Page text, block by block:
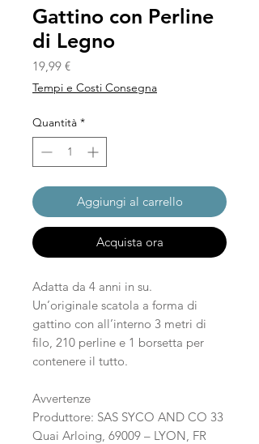
Gattino con Perline
di Legno
19,99 €Prezzo
Tempi e Costi Consegna
Quantità *
Aggiungi al carrello
Acquista ora
Adatta da 4 anni in su.
Un’originale scatola a forma di
gattino con all’interno 3 metri di
filo, 210 perline e 1 borsetta per
contenere il tutto.
Avvertenze
Produttore: SAS SYCO AND CO 33
Quai Arloing, 69009 – LYON, FR